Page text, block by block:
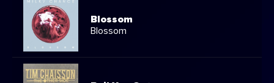
Blossom
Blossom